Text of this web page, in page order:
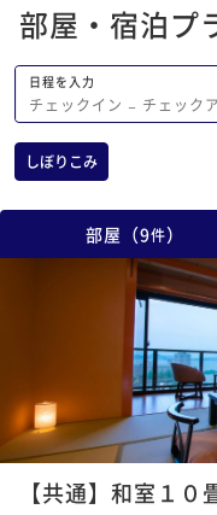
部屋・宿泊プ
日程を入力
チェックイン − チェック
しぼりこみ
部屋 （9件）
【共通】和室１０